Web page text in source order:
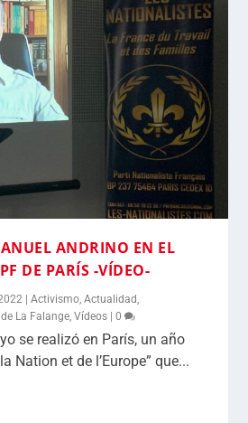
ANDRINO EN EL
DE PARÍS -VÍDEO-
|Activismo,Actualidad,
La Falange,Vídeos |0
se realizó en París, un año
Nation et de l’Europe” que...